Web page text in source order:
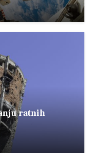
ratnih